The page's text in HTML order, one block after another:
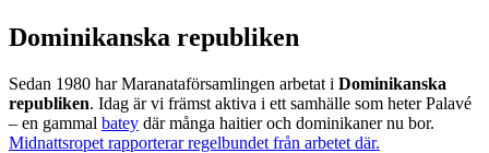
Dominikanska republiken
Sedan 1980 har Maranataförsamlingen arbetat i Dominikanska
republiken. Idag är vi främst aktiva i ett samhälle som heter Palavé
– en gammal batey där många haitier och dominikaner nu bor.
Midnattsropet rapporterar regelbundet från arbetet där.